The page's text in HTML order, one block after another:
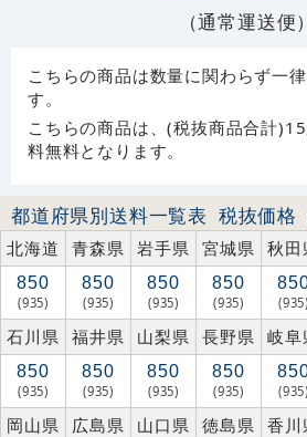
（通常運送便）
こちらの商品は数量に関わらず一
す。
こちらの商品は、(税抜商品合計
料無料となります。
都道府県別送料一覧表 税抜価格
北海道
青森県 岩手県 宮城県 秋田
850
(935)
850
(935)
850
(935)
850
(935) (935)
石川県 福井県 山梨県 長野県 岐阜
850
(935)
850
(935)
850
(935)
850
(935) (935)
岡山県 広島県 山口県 徳島県 香川